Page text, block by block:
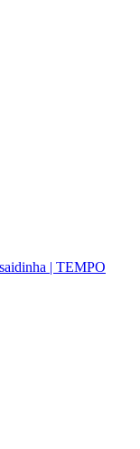
| TEMPO